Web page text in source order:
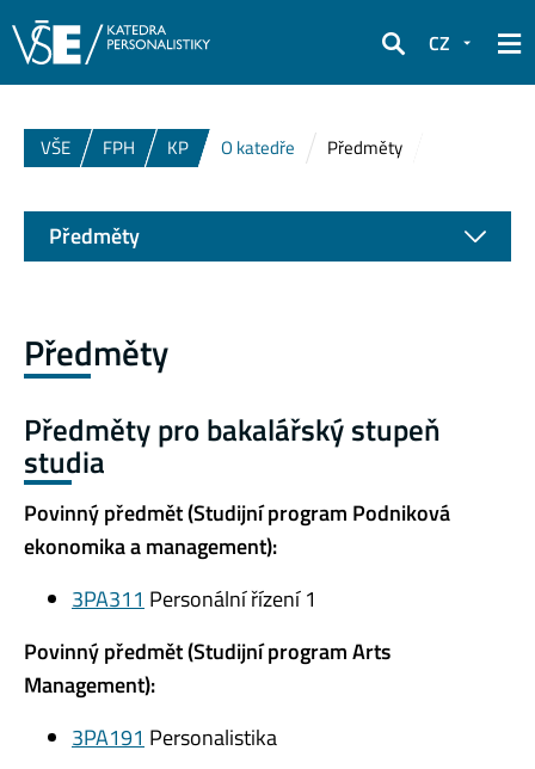
Hledat
CZ
VŠE FPH KP O katedře Předměty
Předměty
Předměty pro bakalářský stupeň
studia
Povinný předmět (Studijní program Podniková
ekonomika a management):
3PA311 Personální řízení 1
Povinný předmět (Studijní program Arts
Management):
3PA191 Personalistika
Předměty